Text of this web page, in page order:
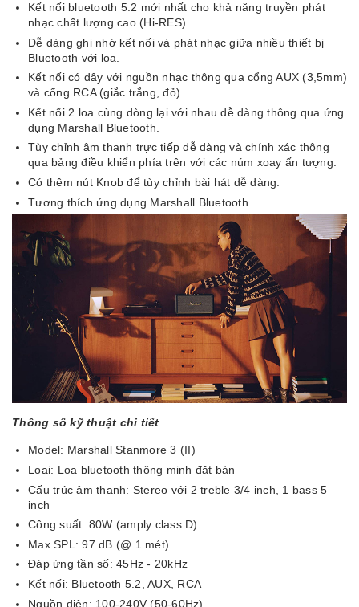
Kết nối bluetooth 5.2 mới nhất cho khả năng truyền phát
nhạc chất lượng cao (Hi-RES)
Dễ dàng ghi nhớ kết nối và phát nhạc giữa nhiều thiết bị
Bluetooth với loa.
Kết nối có dây với nguồn nhạc thông qua cổng AUX (3,5mm)
và cổng RCA (giắc trắng, đỏ).
Kết nối 2 loa cùng dòng lại với nhau dễ dàng thông qua ứng
dụng Marshall Bluetooth.
Tùy chỉnh âm thanh trực tiếp dễ dàng và chính xác thông
qua bảng điều khiển phía trên với các núm xoay ấn tượng.
Có thêm nút Knob để tùy chỉnh bài hát dễ dàng.
Tương thích ứng dụng Marshall Bluetooth.
Thông số kỹ thuật chi tiết
Model: Marshall Stanmore 3 (II)
Loại: Loa bluetooth thông minh đặt bàn
Cấu trúc âm thanh: Stereo với 2 treble 3/4 inch, 1 bass 5
inch
Công suất: 80W (amply class D)
Max SPL: 97 dB (@ 1 mét)
Đáp ứng tần số: 45Hz - 20kHz
Kết nối: Bluetooth 5.2, AUX, RCA
Nguồn điện: 100-240V (50-60Hz).